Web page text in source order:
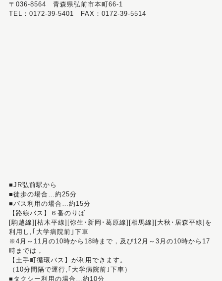
〒036-8564 青森県弘前市本町66-1
TEL：0172-39-5401 FAX：0172-39-5514
■JR弘前駅から
■徒歩の場合…約25分
■バス利用の場合…約15分
【路線バス】６番のりば
[駒越線][枯木平線][弥生･新岡･葛原線][相馬線][大秋･居森平線]を
利用し,｢大学病院前｣下車
※4月～11月の10時から18時まで，及び12月～3月の10時から17
時までは，
【土手町循環バス】が利用できます。
（10分間隔で運行,｢大学病院前｣下車）
■タクシー利用の場合…約10分